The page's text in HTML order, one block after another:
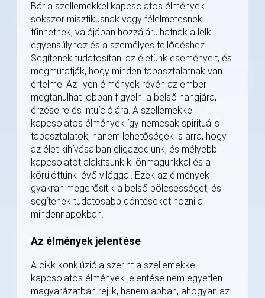
Bár a szellemekkel kapcsolatos élmények
sokszor misztikusnak vagy félelmetesnek
tűnhetnek, valójában hozzájárulhatnak a lelki
egyensúlyhoz és a személyes fejlődéshez.
Segítenek tudatosítani az életünk eseményeit, és
megmutatják, hogy minden tapasztalatnak van
értelme. Az ilyen élmények révén az ember
megtanulhat jobban figyelni a belső hangjára,
érzéseire és intuíciójára. A szellemekkel
kapcsolatos élmények így nemcsak spirituális
tapasztalatok, hanem lehetőségek is arra, hogy
az élet kihívásaiban eligazodjunk, és mélyebb
kapcsolatot alakítsunk ki önmagunkkal és a
körülöttünk lévő világgal. Ezek az élmények
gyakran megerősítik a belső bölcsességet, és
segítenek tudatosabb döntéseket hozni a
mindennapokban.
Az élmények jelentése
A cikk konklúziója szerint a szellemekkel
kapcsolatos élmények jelentése nem egyetlen
magyarázatban rejlik, hanem abban, ahogyan az